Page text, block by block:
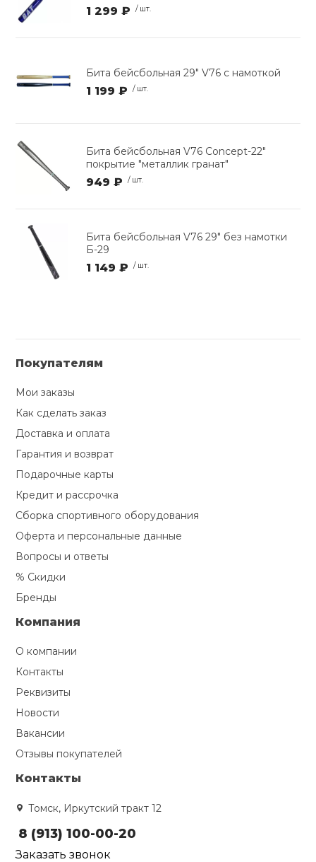
1 299 ₽ / шт.
Бита бейсбольная 29" V76 с намоткой
1 199 ₽ / шт.
Бита бейсбольная V76 Concept-22"
покрытие "металлик гранат"
949 ₽ / шт.
Бита бейсбольная V76 29" без намотки
Б-29
1 149 ₽ / шт.
Покупателям
Мои заказы
Как сделать заказ
Доставка и оплата
Гарантия и возврат
Подарочные карты
Кредит и рассрочка
Сборка спортивного оборудования
Оферта и персональные данные
Вопросы и ответы
% Скидки
Бренды
Компания
О компании
Контакты
Реквизиты
Новости
Вакансии
Отзывы покупателей
Контакты
Томск, Иркутский тракт 12
8 (913) 100-00-20
Заказать звонок